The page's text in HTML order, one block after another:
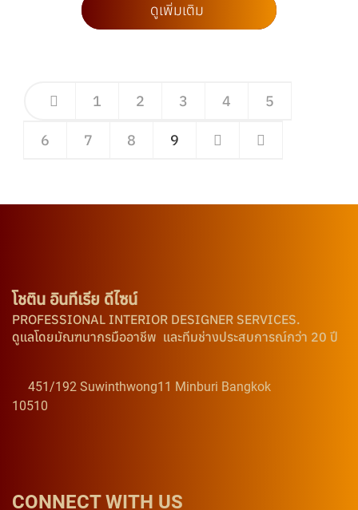
ดูเพิ่มเติม
1 2 3 4 5
6 7 8 9
โชติน อินทีเรีย ดีไซน์
PROFESSIONAL INTERIOR DESIGNER SERVICES.
ดูแลโดยมัณฑนากรมืออาชีพ และทีมช่างประสบการณ์กว่า 20 ปี
451/192 Suwinthwong11 Minburi Bangkok
10510
CONNECT WITH US